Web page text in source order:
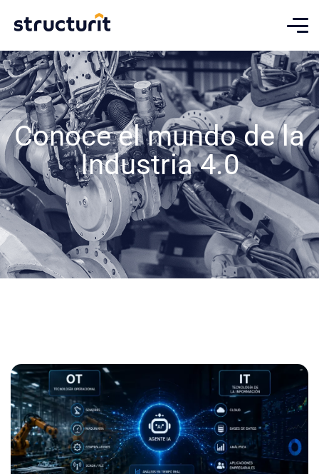
Conoce el mundo de la
Industria 4.0